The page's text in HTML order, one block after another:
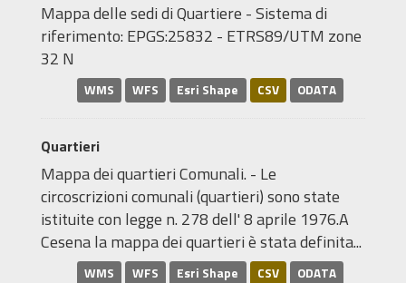
Mappa delle sedi di Quartiere - Sistema di
riferimento: EPGS:25832 - ETRS89/UTM zone
32 N
WMS WFS Esri Shape CSV ODATA
Quartieri
Mappa dei quartieri Comunali. - Le
circoscrizioni comunali (quartieri) sono state
istituite con legge n. 278 dell' 8 aprile 1976.A
Cesena la mappa dei quartieri è stata definita...
WMS WFS Esri Shape CSV ODATA